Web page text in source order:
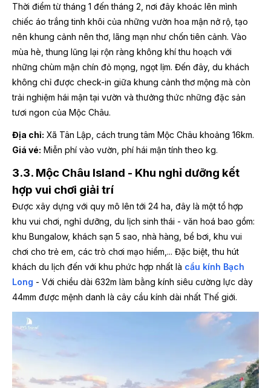
Thời điểm từ tháng 1 đến tháng 2, nơi đây khoác lên mình
chiếc áo trắng tinh khôi của những vườn hoa mận nở rộ, tạo
nên khung cảnh nên thơ, lãng mạn như chốn tiên cảnh. Vào
mùa hè, thung lũng lại rộn ràng không khí thu hoạch với
những chùm mận chín đỏ mọng, ngọt lịm. Đến đây, du khách
không chỉ được check-in giữa khung cảnh thơ mộng mà còn
trải nghiệm hái mận tại vườn và thưởng thức những đặc sản
tươi ngon của Mộc Châu.
Địa chỉ: Xã Tân Lập, cách trung tâm Mộc Châu khoảng 16km.
Giá vé: Miễn phí vào vườn, phí hái mận tính theo kg.
3.3. Mộc Châu Island - Khu nghỉ dưỡng kết
hợp vui chơi giải trí
Được xây dựng với quy mô lên tới 24 ha, đây là một tổ hợp
khu vui chơi, nghỉ dưỡng, du lịch sinh thái - văn hoá bao gồm:
khu Bungalow, khách sạn 5 sao, nhà hàng, bể bơi, khu vui
chơi cho trẻ em, các trò chơi mạo hiểm,... Đặc biệt, thu hút
khách du lịch đến với khu phức hợp nhất là cầu kính Bạch
Long - Với chiều dài 632m làm bằng kính siêu cường lực dày
44mm được mệnh danh là cây cầu kính dài nhất Thế giới.